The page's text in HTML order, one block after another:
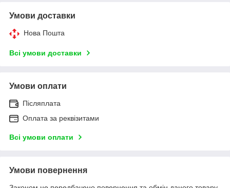
Умови доставки
Нова Пошта
Всі умови доставки
Умови оплати
Післяплата
Оплата за реквізитами
Всі умови оплати
Умови повернення